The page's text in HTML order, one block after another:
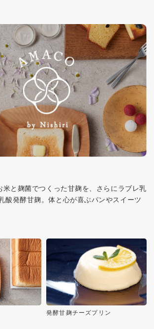
米と麹菌でつくった甘麹を、さらにラブレ乳
酸発酵甘麹。体と心が喜ぶパンやスイーツ
発酵甘麹チーズプリン